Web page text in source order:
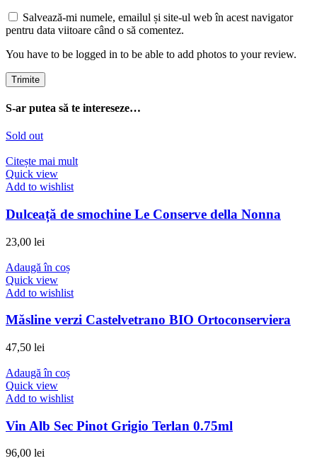
Salvează-mi numele, emailul și site-ul web în acest navigator
pentru data viitoare când o să comentez.
You have to be logged in to be able to add photos to your review.
S-ar putea să te intereseze…
Sold out
Citește mai mult
Quick view
Add to wishlist
Dulceață de smochine Le Conserve della Nonna
23,00 lei
Adaugă în coș
Quick view
Add to wishlist
Măsline verzi Castelvetrano BIO Ortoconserviera
47,50 lei
Adaugă în coș
Quick view
Add to wishlist
Vin Alb Sec Pinot Grigio Terlan 0.75ml
96,00 lei